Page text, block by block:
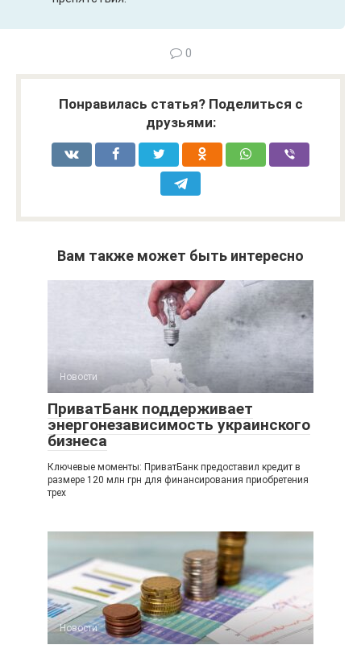
0
Понравилась статья? Поделиться с
друзьями:
Вам также может быть интересно
Новости
ПриватБанк поддерживает
энергонезависимость украинского
бизнеса
Ключевые моменты: ПриватБанк предоставил кредит в
размере 120 млн грн для финансирования приобретения
трех
Новости